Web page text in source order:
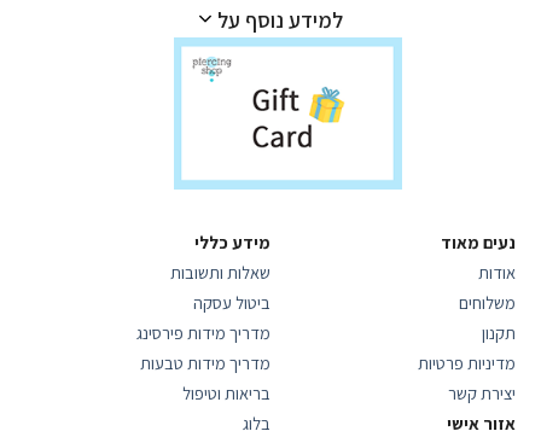
למידע נוסף על
נעים מאוד
אודות
משלוחים
תקנון
מדיניות פרטיות
יצירת קשר
אזור אישי
מידע כללי
שאלות ותשובות
ביטול עסקה
מדריך מידות פירסינג
מדריך מידות טבעות
בריאות וטיפול
בלוג